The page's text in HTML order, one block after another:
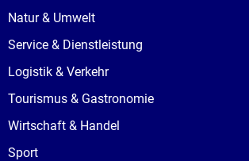
Natur & Umwelt
Service & Dienstleistung
Logistik & Verkehr
Tourismus & Gastronomie
Wirtschaft & Handel
Sport